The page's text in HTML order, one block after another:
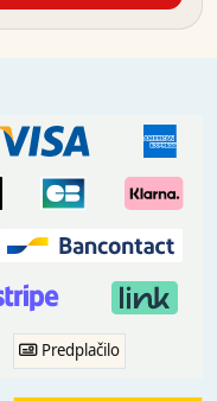
Predplačilo